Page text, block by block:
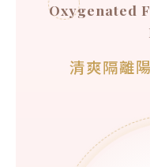
Oxygenated
清爽隔離